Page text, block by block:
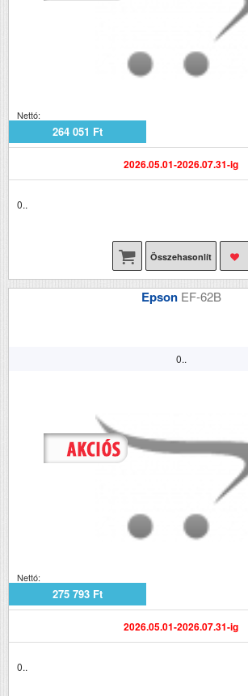
Nettó:
264 051 Ft
2026.05.01-2026.07.31-ig
0..
Összehasonlít
Epson EF-62B
0..
Nettó:
275 793 Ft
2026.05.01-2026.07.31-ig
0..